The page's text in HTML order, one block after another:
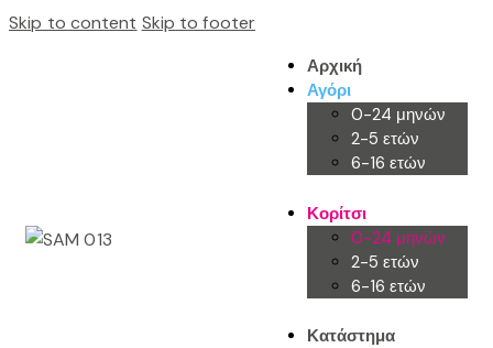
Skip to content Skip to footer
Αρχική
Αγόρι
0-24 μηνών
2-5 ετών
6-16 ετών
Κορίτσι
0-24 μηνών
2-5 ετών
6-16 ετών
Κατάστημα